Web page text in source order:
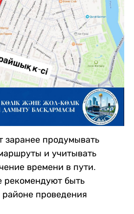
заранее продумывать
и учитывать
времени в пути.
рекомендуют быть
проведения